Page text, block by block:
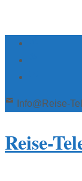
Info@Reise-
Reise-